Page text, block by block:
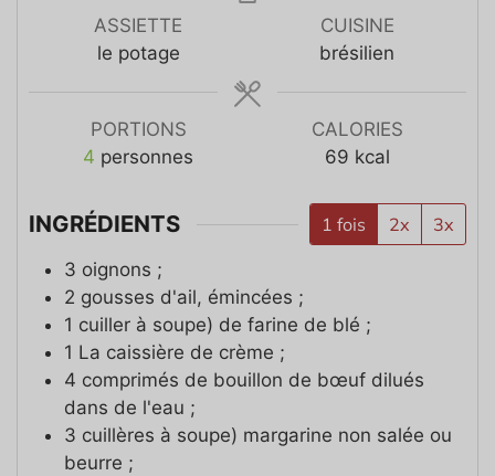
ASSIETTE
le potage
CUISINE
brésilien
PORTIONS
4 personnes
CALORIES
69 kcal
INGRÉDIENTS 1 fois 2x 3x
3 oignons ;
2 gousses d'ail, émincées ;
1 cuiller à soupe) de farine de blé ;
1 La caissière de crème ;
4 comprimés de bouillon de bœuf dilués
dans de l'eau ;
3 cuillères à soupe) margarine non salée ou
beurre ;